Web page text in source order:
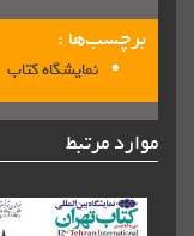
برچسب‌ها :
نمایشگاه کتاب
موارد مرتبط